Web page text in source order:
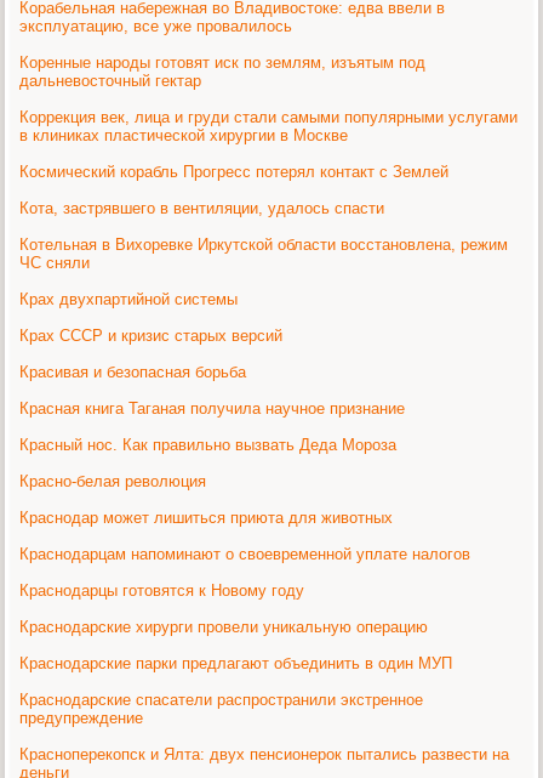
Корабельная набережная во Владивостоке: едва ввели в
эксплуатацию, все уже провалилось
Коренные народы готовят иск по землям, изъятым под
дальневосточный гектар
Коррекция век, лица и груди стали самыми популярными услугами
в клиниках пластической хирургии в Москве
Космический корабль Прогресс потерял контакт с Землей
Кота, застрявшего в вентиляции, удалось спасти
Котельная в Вихоревке Иркутской области восстановлена, режим
ЧС сняли
Крах двухпартийной системы
Крах СССР и кризис старых версий
Красивая и безопасная борьба
Красная книга Таганая получила научное признание
Красный нос. Как правильно вызвать Деда Мороза
Красно-белая революция
Краснодар может лишиться приюта для животных
Краснодарцам напоминают о своевременной уплате налогов
Краснодарцы готовятся к Новому году
Краснодарские хирурги провели уникальную операцию
Краснодарские парки предлагают объединить в один МУП
Краснодарские спасатели распространили экстренное
предупреждение
Красноперекопск и Ялта: двух пенсионерок пытались развести на
деньги